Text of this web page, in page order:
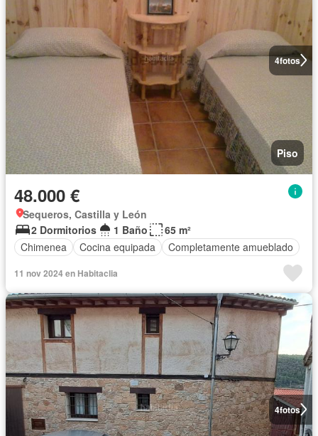
4fotos
Piso
48.000 €
Sequeros, Castilla y León
2 Dormitorios
1 Baño
65 m²
Chimenea
Cocina equipada Completamente amueblado
11 nov 2024 en Habitaclia
4fotos